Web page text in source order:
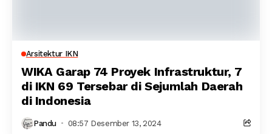
Arsitektur IKN
WIKA Garap 74 Proyek Infrastruktur, 7
di IKN 69 Tersebar di Sejumlah Daerah
di Indonesia
Pandu 08:57 Desember 13, 2024